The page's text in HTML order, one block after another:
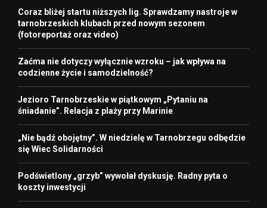
Coraz bliżej startu niższych lig. Sprawdzamy nastroje w
tarnobrzeskich klubach przed nowym sezonem
(fotoreportaż oraz video)
Zaćma nie dotyczy wyłącznie wzroku – jak wpływa na
codzienne życie i samodzielność?
Jezioro Tarnobrzeskie w piątkowym „Pytaniu na
śniadanie”. Relacja z plaży przy Marinie
„Nie bądź obojętny”. W niedzielę w Tarnobrzegu odbędzie
się Wiec Solidarności
Podświetlony „grzyb” wywołał dyskusję. Radny pyta o
koszty inwestycji